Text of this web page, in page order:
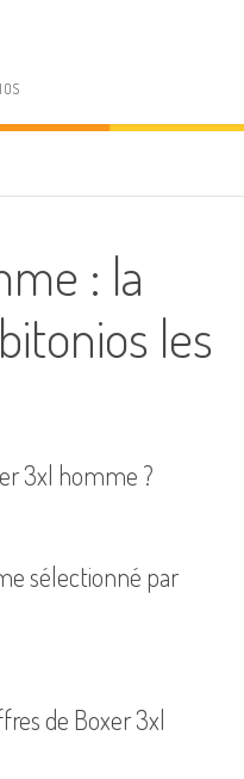
: la
les
3xl homme ?
sélectionné par
de Boxer 3xl